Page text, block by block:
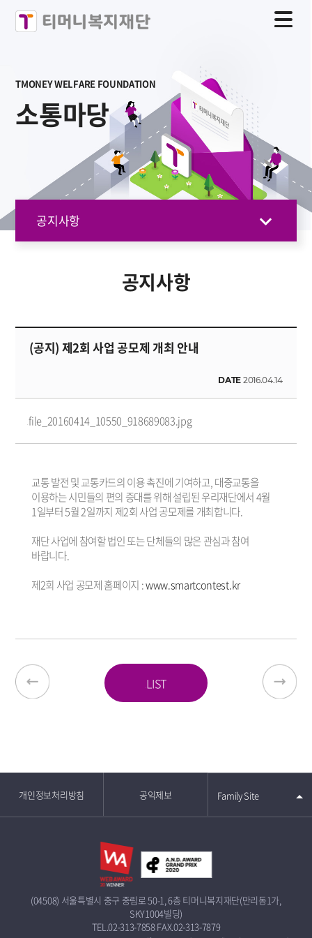
TMONEY WELFARE FOUNDATION
소통마당
공지사항
공지사항
(공지) 제2회 사업 공모제 개최 안내
DATE 2016.04.14
file_20160414_10550_918689083.jpg
교통 발전 및 교통카드의 이용 촉진에 기여하고, 대중교통을
이용하는 시민들의 편의 증대를 위해 설립된 우리재단에서 4월
1일부터 5월 2일까지 제2회 사업 공모제를 개최합니다.
재단 사업에 참여할 법인 또는 단체들의 많은 관심과 참여
바랍니다.
제2회 사업 공모제 홈페이지 :www.smartcontest.kr
LIST
개인정보처리방침 공익제보 Family Site
(04508) 서울특별시 중구 중림로 50-1, 6층 티머니복지재단(만리동1가,
SKY1004빌딩)
TEL.02-313-7858FAX.02-313-7879